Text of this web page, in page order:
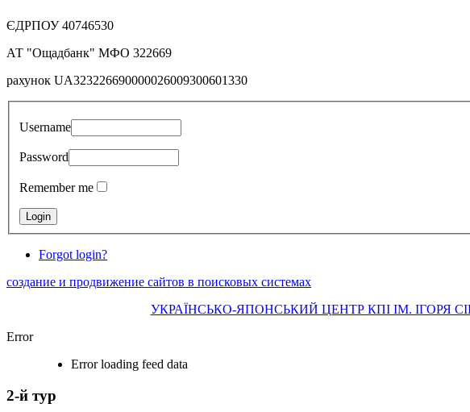
ЄДРПОУ 40746530
АТ "Ощадбанк" МФО 322669
рахунок UA323226690000026009300601330
Username
Password
Remember me
Forgot login?
создание и продвижение сайтов в поисковых системах
УКРАЇНСЬКО-ЯПОНСЬКИЙ ЦЕНТР КПІ ІМ. ІГОРЯ
Error
Error loading feed data
2-й тур